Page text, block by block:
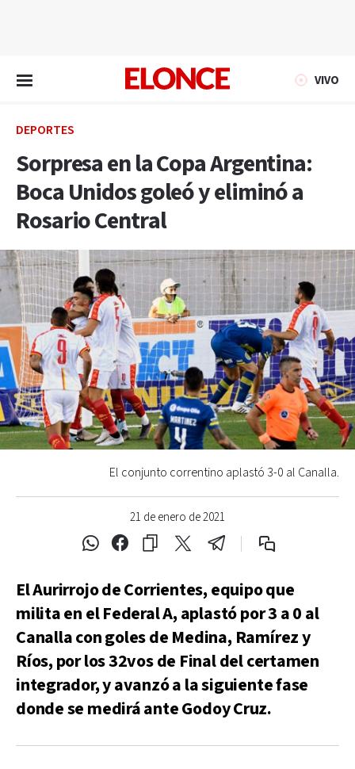
VIVO
DEPORTES
Sorpresa en la Copa Argentina:
Boca Unidos goleó y eliminó a
Rosario Central
21 de enero de 2021
El conjunto correntino aplastó 3-0 al Canalla.
El Aurirrojo de Corrientes, equipo que
milita en el Federal A, aplastó por 3 a 0 al
Canalla con goles de Medina, Ramírez y
Ríos, por los 32vos de Final del certamen
integrador, y avanzó a la siguiente fase
donde se medirá ante Godoy Cruz.